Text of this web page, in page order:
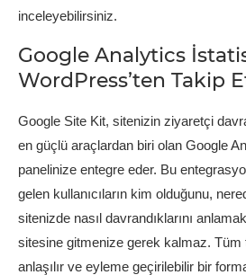
inceleyebilirsiniz.
Google Analytics
WordPress’ten Takip
Google Site Kit, sitenizin ziyaretçi
en güçlü araçlardan biri olan Google
panelinize entegre eder. Bu
gelen kullanıcıların kim olduğunu,
sitenizde nasıl davrandıklarını
sitesine gitmenize gerek kalmaz. Tüm
anlaşılır ve eyleme geçirilebilir bir